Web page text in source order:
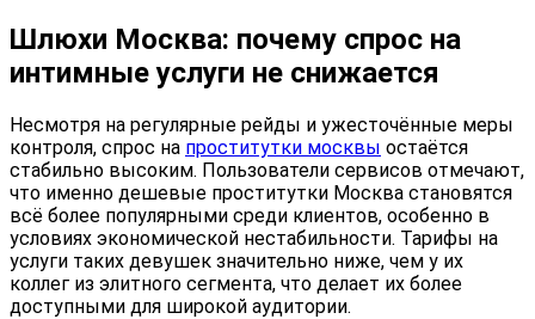
Шлюхи Москва: почему спрос на
интимные услуги не снижается
Несмотря на регулярные рейды и ужесточённые меры
контроля, спрос на проститутки москвы остаётся
стабильно высоким. Пользователи сервисов отмечают,
что именно дешевые проститутки Москва становятся
всё более популярными среди клиентов, особенно в
условиях экономической нестабильности. Тарифы на
услуги таких девушек значительно ниже, чем у их
коллег из элитного сегмента, что делает их более
доступными для широкой аудитории.